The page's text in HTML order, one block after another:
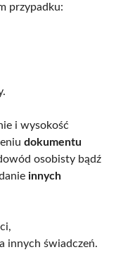
przypadku:
i wysokość
dokumentu
osobisty bądź
innych
innych świadczeń.